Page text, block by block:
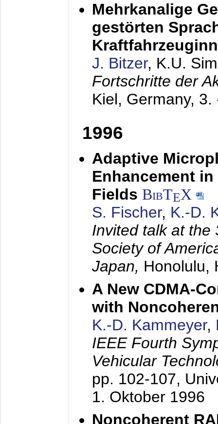
Mehrkanalige
gestörten
J. Bitzer, K.U.
Fortschritte der
Kiel, Germany, 3.
1996
Adaptive
Enhancement
Fields BibTEX
S. Fischer, K.-D.
Invited talk at the
Society of
Japan, Honolulu,
A New CDMA-
with
K.-D. Kammeyer,
IEEE Fourth
Vehicular
pp. 102-107,
1. Oktober 1996
Noncoherent